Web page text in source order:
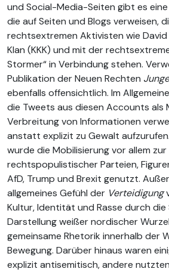
und Social-Media-Seiten gibt es
die auf Seiten und Blogs verweisen,
rechtsextremen Aktivisten wie David
Klan (KKK) und mit der
Stormer“ in Verbindung stehen.
Publikation der Neuen Rechten
ebenfalls offensichtlich. Im
die Tweets aus diesen Accounts als
Verbreitung von Informationen
anstatt explizit zu Gewalt
wurde die Mobilisierung vor allem
rechtspopulistischer Parteien,
AfD, Trump und Brexit genutzt.
allgemeines Gefühl der Verteidigung
Kultur, Identität und Rasse durch die
Darstellung weißer nordischer
gemeinsame Rhetorik innerhalb der
Bewegung. Darüber hinaus waren
explizit antisemitisch, andere